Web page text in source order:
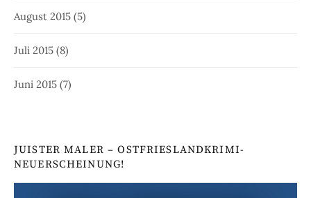
August 2015 (5)
Juli 2015 (8)
Juni 2015 (7)
JUISTER MALER – OSTFRIESLANDKRIMI-
NEUERSCHEINUNG!